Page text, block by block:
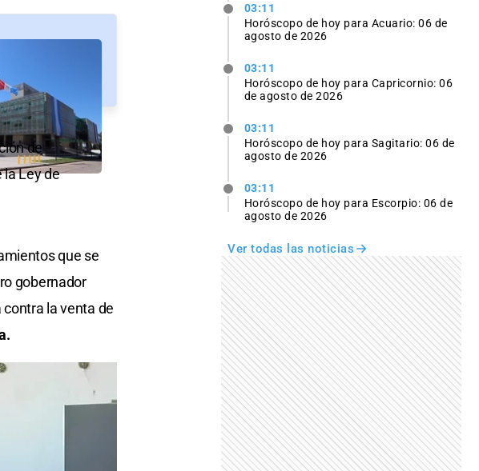
de
la Ley de
que se
gobernador
contra la venta de
03:11
Horóscopo de hoy para Acuario: 06 de
agosto de 2026
03:11
Horóscopo de hoy para Capricornio: 06
de agosto de 2026
03:11
Horóscopo de hoy para Sagitario: 06 de
agosto de 2026
03:11
Horóscopo de hoy para Escorpio: 06 de
agosto de 2026
Ver todas las noticias